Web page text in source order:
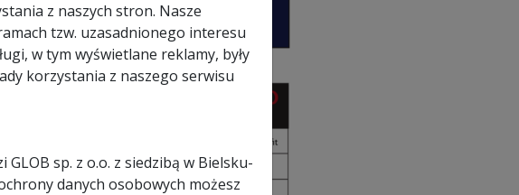
z naszych stron. Nasze
tzw. uzasadnionego interesu
w tym wyświetlane reklamy, były
korzystania z naszego serwisu
sp. z o.o. z siedzibą w Bielsku-
danych osobowych możesz